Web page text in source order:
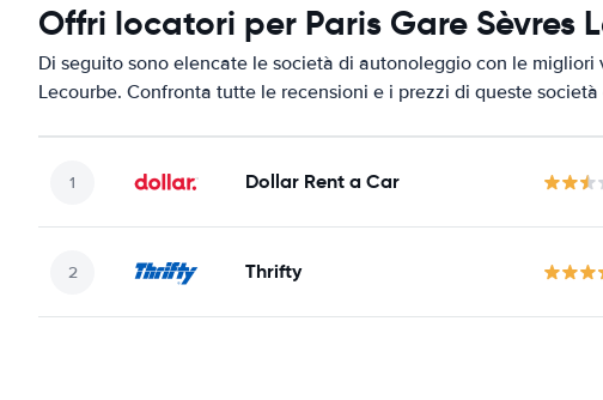
Offri locatori per Paris Gare Sèvres
Di seguito sono elencate le società di autonoleggio con le migliori
Lecourbe. Confronta tutte le recensioni e i prezzi di queste
Dollar Rent a Car
Thrifty